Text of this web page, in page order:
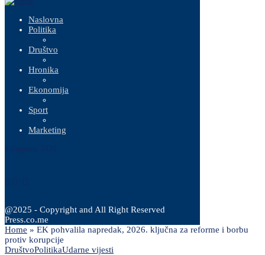
Naslovna
Politika
Društvo
Hronika
Ekonomija
Sport
Marketing
@2025 - Copyright and All Right Reserved
Press.co.me
Home » EK pohvalila napredak, 2026. ključna za reforme i borbu
protiv korupcije
DruštvoPolitikaUdarne vijesti